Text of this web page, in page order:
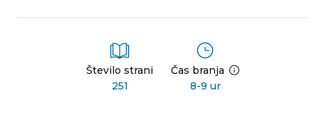
Število strani
251
Čas branja
8-9 ur